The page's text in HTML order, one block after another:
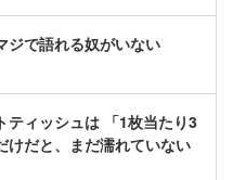
ジで語れる奴がいない
ティッシュは 「1枚当たり3
けだと、まだ濡れていない